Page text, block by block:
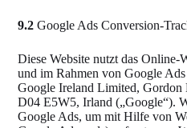
9.2 Google Ads Conversion-
Diese Website nutzt das
und im Rahmen von Google
Google Ireland Limited,
D04 E5W5, Irland („Google“).
Google Ads, um mit Hilfe von